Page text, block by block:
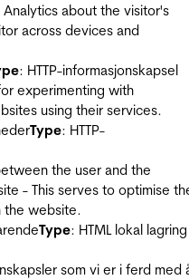
about the visitor's
across devices and
: HTTP-informasjonskapsel
experimenting with
using their services.
Type: HTTP-
the user and the
- This serves to optimise
the website.
Type: HTML lokal lagring
som vi er i ferd med